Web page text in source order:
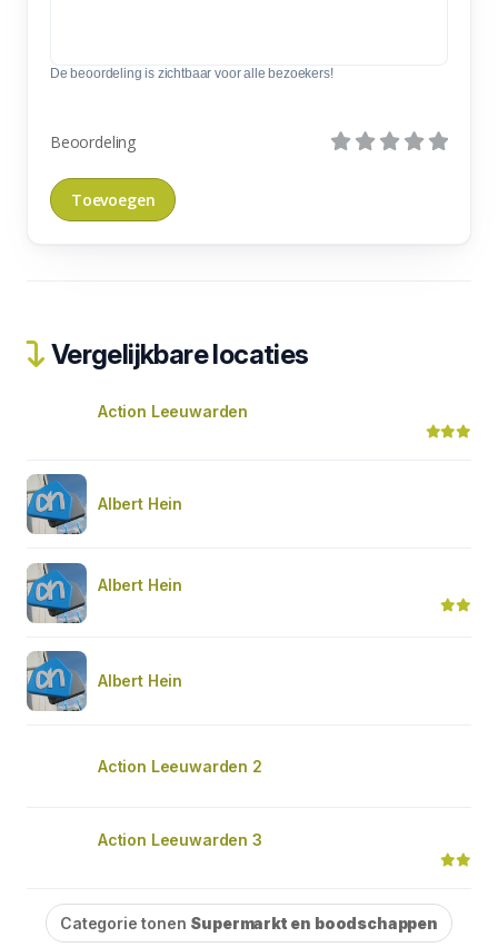
De beoordeling is zichtbaar voor alle bezoekers!
Beoordeling
Vergelijkbare locaties
Action Leeuwarden
Albert Hein
Albert Hein
Albert Hein
Action Leeuwarden 2
Action Leeuwarden 3
Categorie tonen Supermarkt en boodschappen